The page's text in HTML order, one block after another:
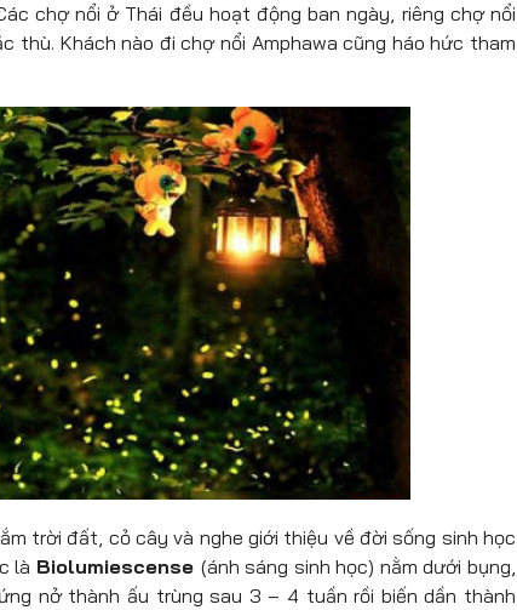
chợ nổi ở Thái đều hoạt động ban ngày, riêng chợ nổi
thù. Khách nào đi chợ nổi Amphawa cũng háo hức tham
trời đất, cỏ cây và nghe giới thiệu về đời sống sinh học
là Biolumiescense (ánh sáng sinh học) nằm dưới bụng,
nở thành ấu trùng sau 3 – 4 tuần rồi biến dần thành